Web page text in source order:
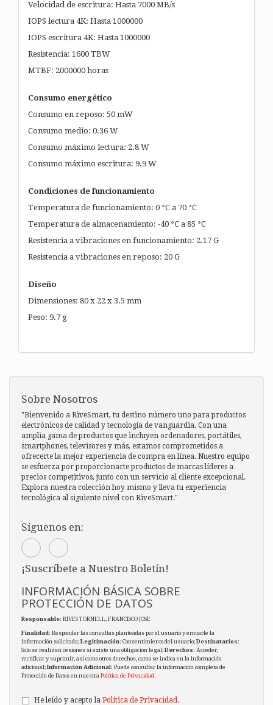
Velocidad de escritura: Hasta 7000 MB/s
IOPS lectura 4K: Hasta 1000000
IOPS escritura 4K: Hasta 1000000
Resistencia: 1600 TBW
MTBF: 2000000 horas
Consumo energético
Consumo en reposo: 50 mW
Consumo medio: 0.36 W
Consumo máximo lectura: 2.8 W
Consumo máximo escritura: 9.9 W
Condiciones de funcionamiento
Temperatura de funcionamiento: 0 °C a 70 °C
Temperatura de almacenamiento: -40 °C a 85 °C
Resistencia a vibraciones en funcionamiento: 2.17 G
Resistencia a vibraciones en reposo: 20 G
Diseño
Dimensiones: 80 x 22 x 3.5 mm
Peso: 9.7 g
Sobre Nosotros
"Bienvenido a RiveSmart, tu destino número uno para productos
electrónicos de calidad y tecnología de vanguardia. Con una
amplia gama de productos que incluyen ordenadores, portátiles,
smartphones, televisores y más, estamos comprometidos a
ofrecerte la mejor experiencia de compra en línea. Nuestro equipo
se esfuerza por proporcionarte productos de marcas líderes a
precios competitivos, junto con un servicio al cliente excepcional.
Explora nuestra colección hoy mismo y lleva tu experiencia
tecnológica al siguiente nivel con RiveSmart."
Síguenos en:
¡Suscríbete a Nuestro Boletín!
INFORMACIÓN BÁSICA SOBRE
PROTECCIÓN DE DATOS
Responsable: RIVES TORNELL, FRANCISCO JOSE
Finalidad: Responder las consultas planteadas por el usuario y enviarle la
información solicitada;Legitimación: Consentimiento del usuario;Destinatarios:
Solo se realizan cesiones si existe una obligación legal;Derechos: Acceder,
rectificar y suprimir, así como otros derechos, como se indica en la información
adicional;Información Adicional: Puede consultar la información completa de
Protección de Datos en nuestra Política de Privacidad.
He leído y acepto la Política de Privacidad .